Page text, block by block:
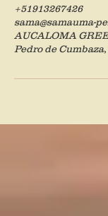
+51913267426
sama@samauma-
AUCALOMA
Pedro de